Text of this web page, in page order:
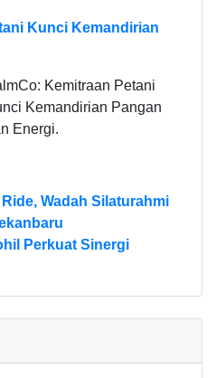
Kunci Kemandirian
Kemitraan Petani
Kemandirian Pangan
Energi.
Wadah Silaturahmi
Perkuat Sinergi